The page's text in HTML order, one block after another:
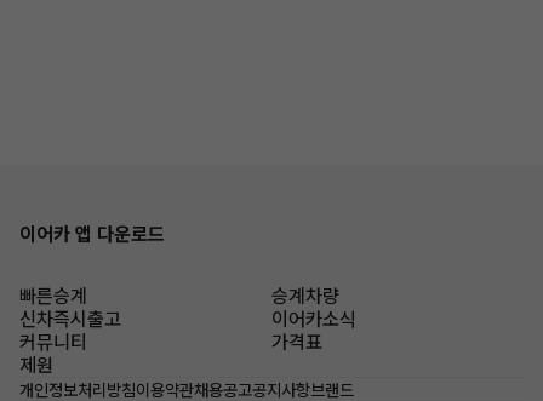
이어카 앱 다운로드
빠른승계
승계차량
신차즉시출고
이어카소식
커뮤니티
가격표
제원
개인정보처리방침이용약관채용공고공지사항브랜드